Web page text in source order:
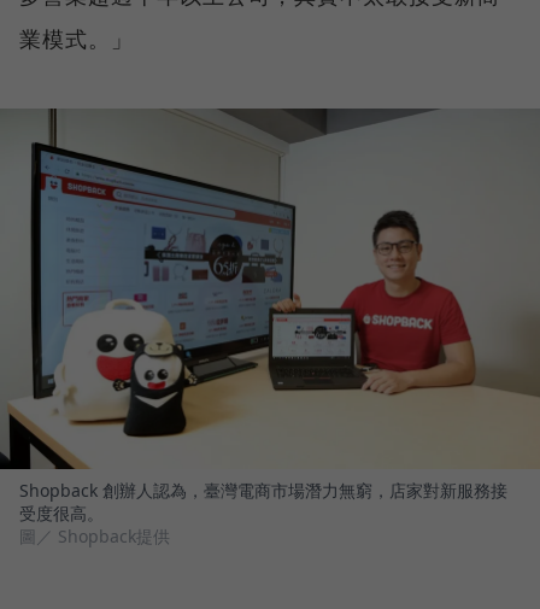
業模式。」
Shopback 創辦人認為，臺灣電商市場潛力無窮，店家對新服務接
受度很高。
圖／ Shopback提供